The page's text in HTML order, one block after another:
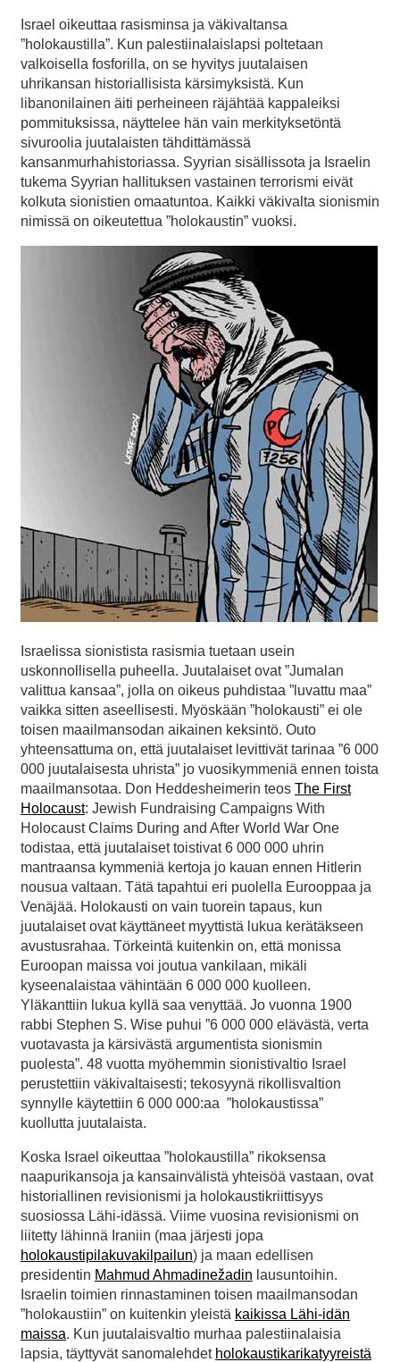
Israel oikeuttaa rasisminsa ja väkivaltansa
”holokaustilla”. Kun palestiinalaislapsi poltetaan
valkoisella fosforilla, on se hyvitys juutalaisen
uhrikansan historiallisista kärsimyksistä. Kun
libanonilainen äiti perheineen räjähtää kappaleiksi
pommituksissa, näyttelee hän vain merkityksetöntä
sivuroolia juutalaisten tähdittämässä
kansanmurhahistoriassa. Syyrian sisällissota ja Israelin
tukema Syyrian hallituksen vastainen terrorismi eivät
kolkuta sionistien omaatuntoa. Kaikki väkivalta sionismin
nimissä on oikeutettua ”holokaustin” vuoksi.
Israelissa sionistista rasismia tuetaan usein
uskonnollisella puheella. Juutalaiset ovat ”Jumalan
valittua kansaa”, jolla on oikeus puhdistaa ”luvattu maa”
vaikka sitten aseellisesti. Myöskään ”holokausti” ei ole
toisen maailmansodan aikainen keksintö. Outo
yhteensattuma on, että juutalaiset levittivät tarinaa ”6 000
000 juutalaisesta uhrista” jo vuosikymmeniä ennen toista
maailmansotaa. Don Heddesheimerin teos The First
Holocaust: Jewish Fundraising Campaigns With
Holocaust Claims During and After World War One
todistaa, että juutalaiset toistivat 6 000 000 uhrin
mantraansa kymmeniä kertoja jo kauan ennen Hitlerin
nousua valtaan. Tätä tapahtui eri puolella Eurooppaa ja
Venäjää. Holokausti on vain tuorein tapaus, kun
juutalaiset ovat käyttäneet myyttistä lukua kerätäkseen
avustusrahaa. Törkeintä kuitenkin on, että monissa
Euroopan maissa voi joutua vankilaan, mikäli
kyseenalaistaa vähintään 6 000 000 kuolleen.
Yläkanttiin lukua kyllä saa venyttää. Jo vuonna 1900
rabbi Stephen S. Wise puhui ”6 000 000 elävästä, verta
vuotavasta ja kärsivästä argumentista sionismin
puolesta”. 48 vuotta myöhemmin sionistivaltio Israel
perustettiin väkivaltaisesti; tekosyynä rikollisvaltion
synnylle käytettiin 6 000 000:aa ”holokaustissa”
kuollutta juutalaista.
Koska Israel oikeuttaa ”holokaustilla” rikoksensa
naapurikansoja ja kansainvälistä yhteisöä vastaan, ovat
historiallinen revisionismi ja holokaustikriittisyys
suosiossa Lähi-idässä. Viime vuosina revisionismi on
liitetty lähinnä Iraniin (maa järjesti jopa
holokaustipilakuvakilpailun) ja maan edellisen
presidentin Mahmud Ahmadinežadin lausuntoihin.
Israelin toimien rinnastaminen toisen maailmansodan
”holokaustiin” on kuitenkin yleistä kaikissa Lähi-idän
maissa. Kun juutalaisvaltio murhaa palestiinalaisia
lapsia, täyttyvät sanomalehdet holokaustikarikatyyreistä